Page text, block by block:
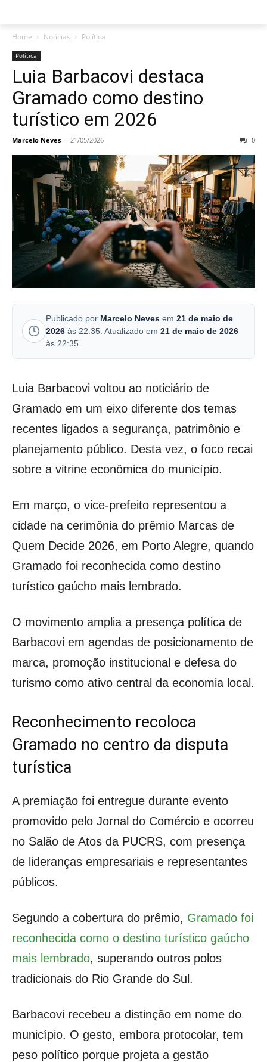
Home Notícias Política
Política
Luia Barbacovi destaca
Gramado como destino
turístico em 2026
Marcelo Neves - 21/05/2026 0
Publicado por Marcelo Neves em 21 de maio de
2026 às 22:35. Atualizado em 21 de maio de 2026
às 22:35.
Luia Barbacovi voltou ao noticiário de
Gramado em um eixo diferente dos temas
recentes ligados a segurança, patrimônio e
planejamento público. Desta vez, o foco recai
sobre a vitrine econômica do município.
Em março, o vice-prefeito representou a
cidade na cerimônia do prêmio Marcas de
Quem Decide 2026, em Porto Alegre, quando
Gramado foi reconhecida como destino
turístico gaúcho mais lembrado.
O movimento amplia a presença política de
Barbacovi em agendas de posicionamento de
marca, promoção institucional e defesa do
turismo como ativo central da economia local.
Reconhecimento recoloca
Gramado no centro da disputa
turística
A premiação foi entregue durante evento
promovido pelo Jornal do Comércio e ocorreu
no Salão de Atos da PUCRS, com presença
de lideranças empresariais e representantes
públicos.
Segundo a cobertura do prêmio, Gramado foi
reconhecida como o destino turístico gaúcho
mais lembrado, superando outros polos
tradicionais do Rio Grande do Sul.
Barbacovi recebeu a distinção em nome do
município. O gesto, embora protocolar, tem
peso político porque projeta a gestão